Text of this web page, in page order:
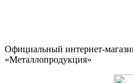
Официальный интернет-
«Металлопродукция»